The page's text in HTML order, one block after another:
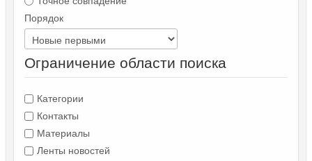
Порядок
Ограничение области поиска
Категории
Контакты
Материалы
Ленты новостей